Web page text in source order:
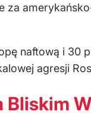
naftową i 30
agresji
Bliskim